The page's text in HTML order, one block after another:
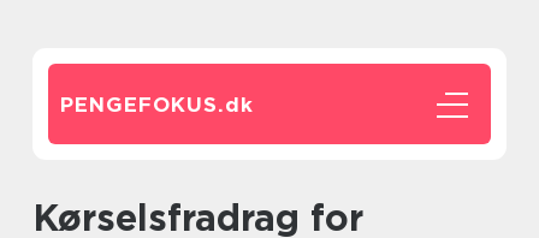
PENGEFOKUS.dk
Kørselsfradrag for